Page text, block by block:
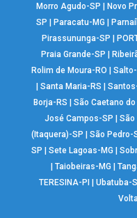
Morro Agudo-SP |Novo
SP |Paracatu-MG |
Pirassununga-SP |
Praia Grande-SP |
Rolim de Moura-RO |
|Santa Maria-RS |
Borja-RS |São Caetano
José Campos-SP |São
(Itaquera)-SP |São Pedro-
SP |Sete Lagoas-MG |
| Taiobeiras-MG |
TERESINA-PI |Ubatuba-